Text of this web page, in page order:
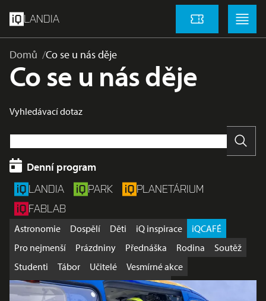
LANDIA Vstupenky
Menu
Domů Co se u nás děje
Co se u nás děje
Vyhledávací dotaz
Denní program
LANDIA PARK
PLANETÁRIUM
FABLAB
Astronomie Dospělí Děti iQ inspirace
iQCAFÉ
Pro nejmenší
Prázdniny Přednáška Rodina
Soutěž
Studenti
Tábor Učitelé
Vesmírné akce
Výhodná nabídka
Workshop Školy